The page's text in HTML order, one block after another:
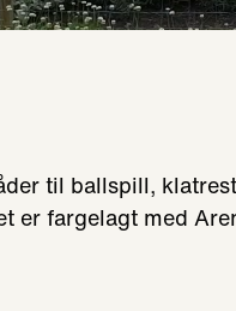
til ballspill,
er fargelagt med